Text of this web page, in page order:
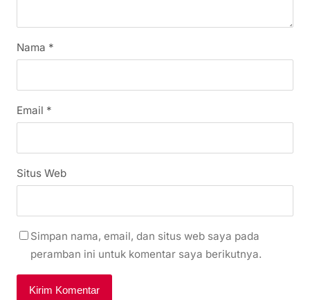
Nama *
Email *
Situs Web
Simpan nama, email, dan situs web saya pada
peramban ini untuk komentar saya berikutnya.